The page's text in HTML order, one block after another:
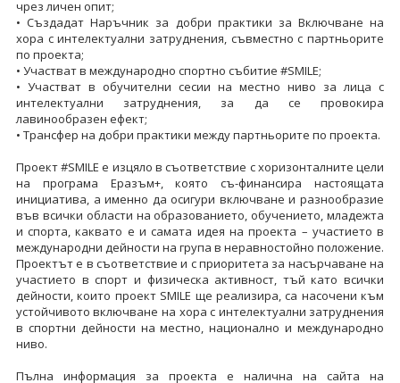
чрез личен опит;
• Създадат Наръчник за добри практики за Включване на
хора с интелектуални затруднения, съвместно с партньорите
по проекта;
• Участват в международно спортно събитие #SMILE;
• Участват в обучителни сесии на местно ниво за лица с
интелектуални затруднения, за да се провокира
лавинообразен ефект;
• Трансфер на добри практики между партньорите по проекта.
Проект #SMILE е изцяло в съответствие с хоризонталните цели
на програма Еразъм+, която съ-финансира настоящата
инициатива, а именно да осигури включване и разнообразие
във всички области на образованието, обучението, младежта
и спорта, каквато е и самата идея на проекта – участието в
международни дейности на група в неравностойно положение.
Проектът е в съответствие и с приоритета за насърчаване на
участието в спорт и физическа активност, тъй като всички
дейности, които проект SMILE ще реализира, са насочени към
устойчивото включване на хора с интелектуални затруднения
в спортни дейности на местно, национално и международно
ниво.
Пълна информация за проекта е налична на сайта на